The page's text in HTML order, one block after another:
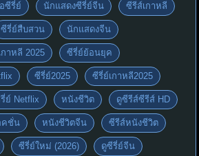
ซีรี่ย์ นักแสดงซีรี่ย์จีน ซีรีส์เกาหลี
ซีรี่ย์สืบสวน นักแสดงจีน
าหลี 2025 ซีรี่ย์ย้อนยุค
ซีรี่ย์2025 ซีรี่ย์เกาหลี2025
ย์ Netflix หนังชีวิต ดูซีรีส์ซีรีส์ HD
คชั่น หนังชีวิตจีน ซีรีส์หนังชีวิต
ซีรี่ย์ใหม่ (2026) ดูซีรี่ย์จีน